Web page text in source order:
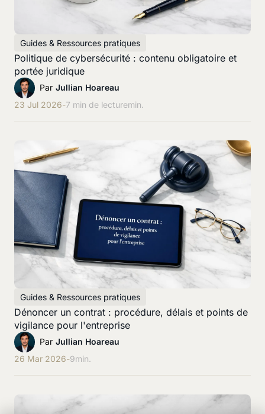
Guides & Ressources pratiques
Politique de cybersécurité : contenu obligatoire et
portée juridique
Par Jullian Hoareau
23 Jul 2026-7 min de lecturemin.
Guides & Ressources pratiques
Dénoncer un contrat : procédure, délais et points de
vigilance pour l'entreprise
Par Jullian Hoareau
26 Mar 2026-9min.